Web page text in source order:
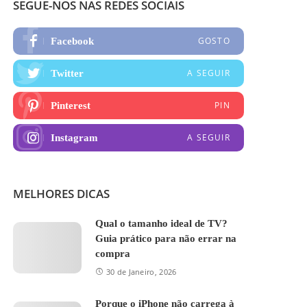
SEGUE-NOS NAS REDES SOCIAIS
Facebook GOSTO
Twitter A SEGUIR
Pinterest PIN
Instagram A SEGUIR
MELHORES DICAS
Qual o tamanho ideal de TV?
Guia prático para não errar na
compra
30 de Janeiro, 2026
Porque o iPhone não carrega à